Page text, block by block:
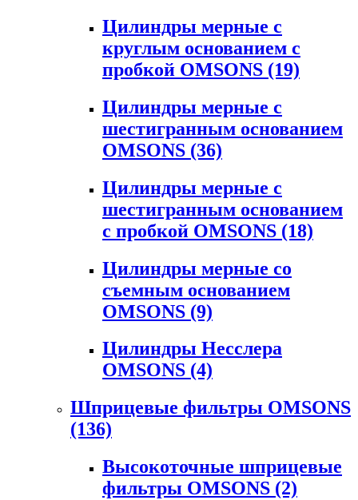
Цилиндры мерные с
круглым основанием с
пробкой OMSONS (19)
Цилиндры мерные с
шестигранным основанием
OMSONS (36)
Цилиндры мерные с
шестигранным основанием
с пробкой OMSONS (18)
Цилиндры мерные со
съемным основанием
OMSONS (9)
Цилиндры Несслера
OMSONS (4)
Шприцевые фильтры OMSONS
(136)
Высокоточные шприцевые
фильтры OMSONS (2)